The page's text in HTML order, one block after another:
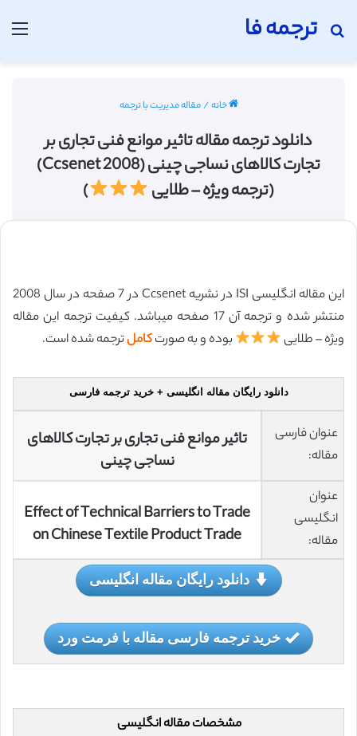
ترجمه فا
جستجو برای
خانه/مقاله مدیریت با ترجمه
دانلود ترجمه مقاله تاثیر موانع فنی تجاری بر
تجارت کالاهای نساجی چینی (Ccsenet 2008)
(ترجمه ویژه – طلایی
)
این مقاله انگلیسی ISI در نشریه Ccsenet در 7 صفحه در سال 2008
منتشر شده و ترجمه آن 17 صفحه میباشد. کیفیت ترجمه این مقاله
ویژه – طلایی
بوده و به صورتکاملترجمه شده است.
دانلود رایگان مقاله انگلیسی + خرید ترجمه فارسی
عنوان فارسی
مقاله:
تاثیر موانع فنی تجاری بر تجارت کالاهای
نساجی چینی
عنوان
انگلیسی
مقاله:
Effect of Technical Barriers to Trade
on Chinese Textile Product Trade
دانلود رایگان مقاله انگلیسی
خرید ترجمه فارسی مقاله با فرمت ورد
مشخصات مقاله انگلیسی